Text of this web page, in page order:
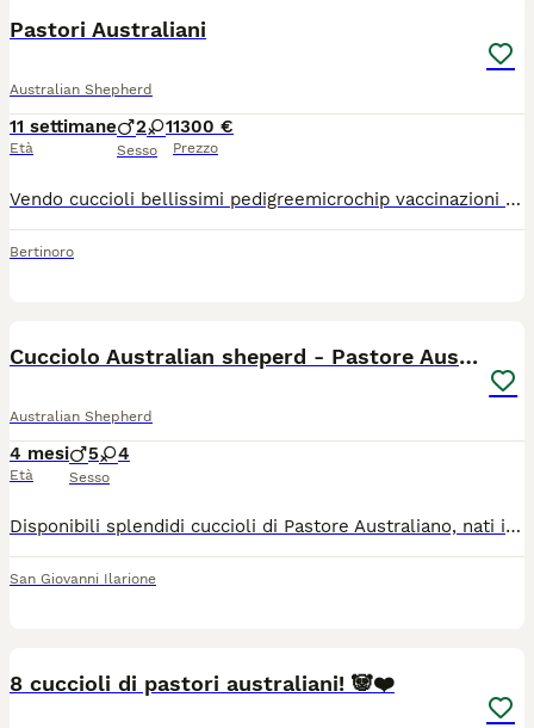
Pastori Australiani
Australian Shepherd
11 settimane
Età
2 1
Sesso
1300 €
Prezzo
Vendo cuccioli bellissimi pedigreemicrochip vaccinazioni e controlli ottima linea di sangue.. … possibilità di vedere i genitori..
Bertinoro
Cucciolo Australian sheperd - Pastore Australiano
Australian Shepherd
4 mesi
Età
5 4
Sesso
Disponibili splendidi cuccioli di Pastore Australiano, nati il 02 di aprile e cedibili dal 15 giugno I cuccioli crescono in ambiente familiare, a stretto contatto con persone e stimoli quotidiani, sviluppando ottimo carattere, equilibrio e socialità. Entrambi i genitori sono: Testati ufficialmente per le principali malattie genetiche di razza Testati ufficialmente per displasia di anche e gomiti Deposito DNA Selezionati per salute, morfologia e carattere. I cuccioli verranno ceduti con: -Sverminazione completa -Microchip -Prima vaccinazione -Libretto sanitario -Pedigree ENCI -Certificato di visita oculistica ufficiale -Iscrizione all'anagrafe canina -Puppy kit -Cartellina informativa con documentazione e informazioni sulla MDR1 Informazioni aggiuntive: Rimangono disponibili: -maschio blu merle nbt -maschio blu merle con coda -femmina blu merle nbt -femmina blu merle con coda -maschio black tricolor nbt -maschio black tricolor nbt -maschio black tricolor con coda Cessione solo a persone consapevoli e realmente interessate Disponibilità a fornire supporto e consigli anche dopo l'affido Possibilità di visita previo appuntamento -San Giovanni Ilarione in provincia di Verona Per ulteriori informazioni e foto/video 3454330860
San Giovanni Ilarione
8 cuccioli di pastori australiani! 🐼❤️